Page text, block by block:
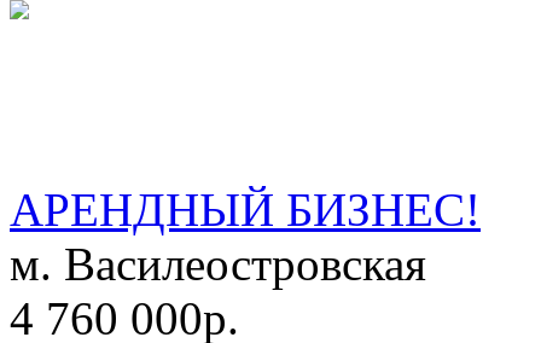
АРЕНДНЫЙ БИЗНЕС!
м. Василеостровская
4 760 000р.